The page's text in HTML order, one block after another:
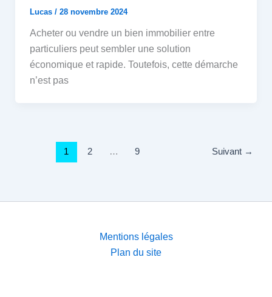
Lucas / 28 novembre 2024
Acheter ou vendre un bien immobilier entre
particuliers peut sembler une solution
économique et rapide. Toutefois, cette démarche
n’est pas
1 2 … 9 Suivant →
Mentions légales
Plan du site